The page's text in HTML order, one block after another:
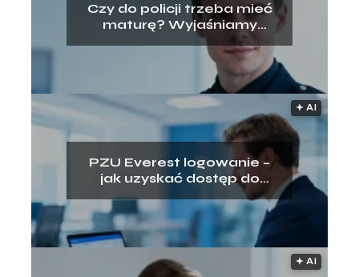
Czy do policji trzeba mieć
maturę? Wyjaśniamy
wymogi rekrutacji
🟅 AI
PZU Everest logowanie –
jak uzyskać dostęp do
🟅 AI